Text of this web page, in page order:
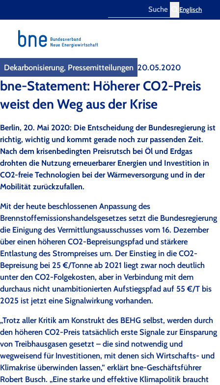
Englisch
Dekarbonisierung, Pressemitteilungen 20.05.2020
bne-Statement: Höherer CO2-Preis
weist den Weg aus der Krise
Berlin, 20. Mai 2020: Die Entscheidung der Bundesregierung ist
richtig, wichtig und kommt gerade noch zur passenden Zeit.
Nach dem krisenbedingten Preisrutsch bei Öl und Erdgas
drohten die Nutzung erneuerbarer Energien und Investition in
CO2-freie Technologien bei der Wärmeversorgung und in der
Mobilität zurückzufallen.
Mit der heute beschlossenen Anpassung des
Brennstoffemissionshandelsgesetzes setzt die Bundesregierung
die Einigung des Vermittlungsausschusses vom 16. Dezember
über einen höheren CO2-Bepreisungspfad und stärkere
Entlastung des Strompreises um. Der Einstieg in die CO2-
Bepreisung bei 25 €/Tonne ab 2021 liegt zwar noch deutlich
unter den CO2-Folgekosten, aber in Verbindung mit dem
durchaus nicht unambitionierten Aufstiegspfad auf 55 €/T bis
2025 ist jetzt eine Signalwirkung vorhanden.
„Trotz aller Kritik am Konstrukt des BEHG selbst, werden durch
den höheren CO2-Preis tatsächlich erste Signale zur Einsparung
von Treibhausgasen gesetzt – die sind notwendig und
wegweisend für Investitionen, mit denen sich Wirtschafts- und
Klimakrise überwinden lassen,“ erklärt bne-Geschäftsführer
Robert Busch. „Eine starke und effektive Klimapolitik braucht